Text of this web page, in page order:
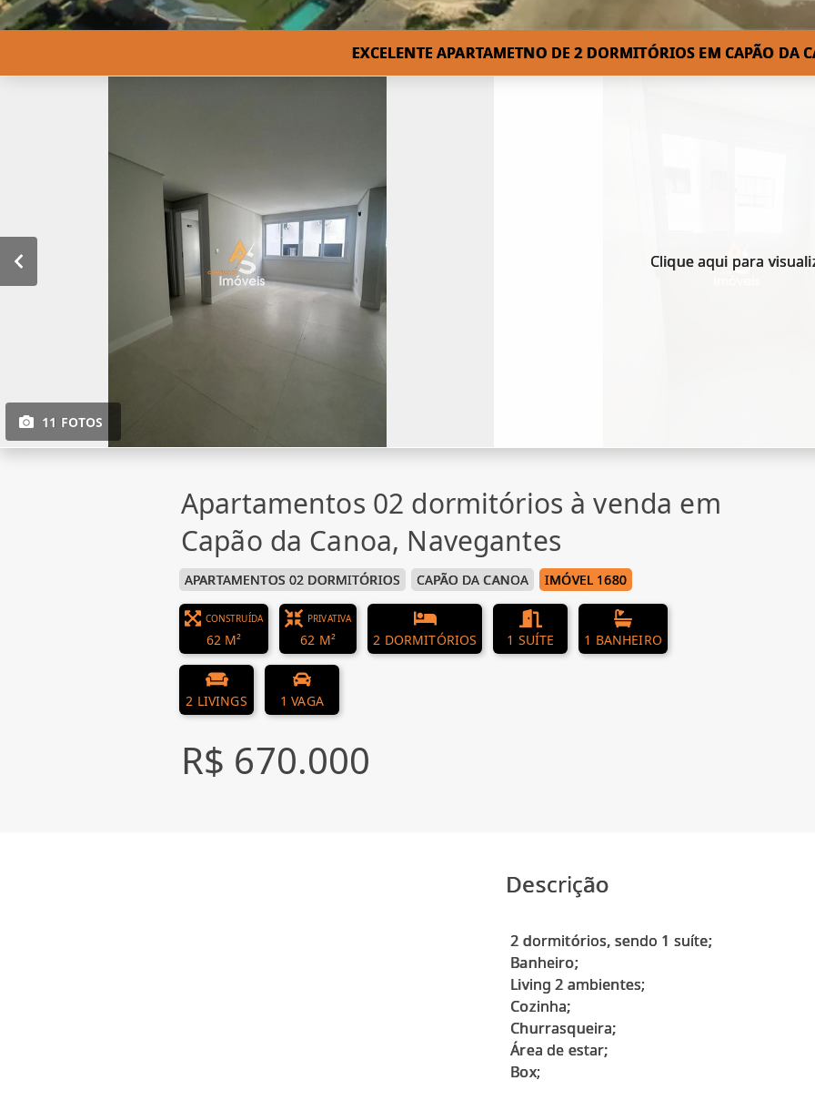
EXCELENTE APARTAMETNO DE 2 DORMITÓRIOS EM CAPÃO DA
11 FOTOS
Clique aqui para
Apartamentos 02 dormitórios à venda em
Capão da Canoa, Navegantes
APARTAMENTOS 02 DORMITÓRIOS CAPÃO DA CANOA IMÓVEL 1680
CONSTRUÍDA
62 M²
PRIVATIVA
62 M² 2 DORMITÓRIOS 1 SUÍTE 1 BANHEIRO
2 LIVINGS 1 VAGA
R$ 670.000
Descrição
2 dormitórios, sendo 1 suíte;
Banheiro;
Living 2 ambientes;
Cozinha;
Churrasqueira;
Área de estar;